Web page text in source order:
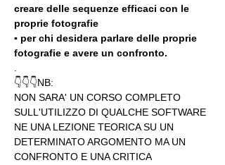
creare delle sequenze efficaci con le
proprie fotografie
▪️ per chi desidera parlare delle proprie
fotografie e avere un confronto.
👇👇👇NB:
NON SARA' UN CORSO COMPLETO
SULL'UTILIZZO DI QUALCHE SOFTWARE
NE UNA LEZIONE TEORICA SU UN
DETERMINATO ARGOMENTO MA UN
CONFRONTO E UNA CRITICA